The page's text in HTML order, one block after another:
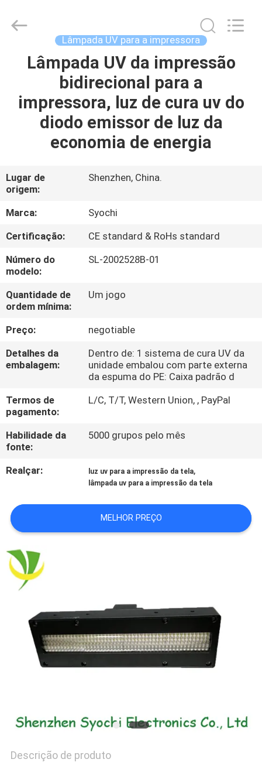
CASA
PRODUTOS
SOBRE
EXCURSÃO
DA
FÁBRICA
CONTROLE
DA
QUALIDADE
CONTACTE-
NOS
NOTÍCIA
PEÇA
UMAS
MAPA
DO
SITE
POLICY
Shenzhen
Syochi
Lâmpada UV para a impressora
Lâmpada UV da impressão
bidirecional para a
impressora, luz de cura uv do
diodo emissor de luz da
economia de energia
Lugar de
origem:
Shenzhen, China.
Marca:
Syochi
Certificação:
CE standard & RoHs standard
Número do
modelo:
SL-2002528B-01
Quantidade de
ordem mínima:
Um jogo
Preço:
negotiable
Detalhes da
embalagem:
Dentro de: 1 sistema de cura UV da
unidade embalou com parte externa
da espuma do PE: Caixa padrão d
Termos de
pagamento:
L/C, T/T, Western Union, , PayPal
Habilidade da
fonte:
5000 grupos pelo mês
Realçar: luz uv para a impressão da tela,
lâmpada uv para a impressão da tela
MELHOR PREÇO
Descrição de produto